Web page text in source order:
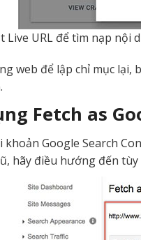
Live URL để tìm nạp nội
web để lập chỉ mục
Fetch as
Google Search
hãy điều hướng đến tùy